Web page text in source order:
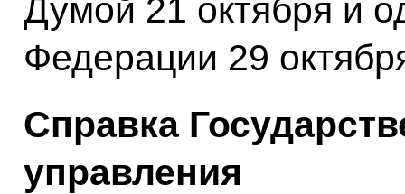
Думой 21 октября и
Федерации 29
Справка
управления